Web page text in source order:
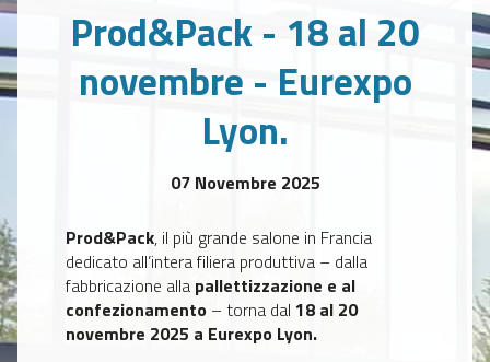
Prod&Pack - 18 al 20
novembre - Eurexpo
Lyon.
07 Novembre 2025
Prod&Pack, il più grande salone in Francia
dedicato all’intera filiera produttiva – dalla
fabbricazione alla pallettizzazione e al
confezionamento – torna dal 18 al 20
novembre 2025 a Eurexpo Lyon.